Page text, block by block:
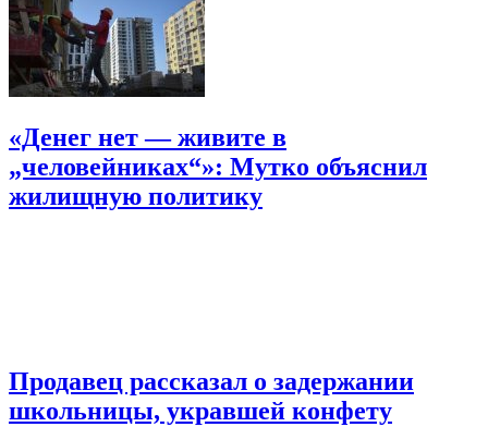
«Денег нет — живите в
„человейниках“»: Мутко объяснил
жилищную политику
Продавец рассказал о задержании
школьницы, укравшей конфету